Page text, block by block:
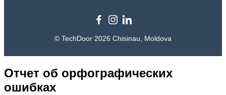
© TechDoor 2026 Chisinau, Moldova
Отчет об орфографических
ошибках